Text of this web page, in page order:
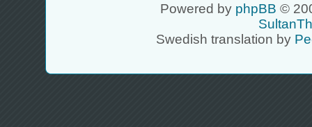
Powered by phpBB ©
Swedish translation by